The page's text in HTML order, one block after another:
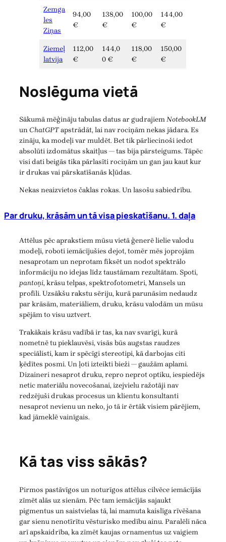
Zemga
les
Ziņas
94,00
€
138,00
€
100,00
€
144,00
€
Ziemeļ
latvija
112,00
€
144,0
0 €
118,00
€
150,00
€
Noslēguma vietā
Sākumā mēģināju tabulas datus ar gudrajiemNotebookLM
un ChatGPTapstrādāt, lai nav rociņām nekas jādara. Es
zināju, ka modeļi var muldēt. Bet tik pārliecinoši iedot
absolūti izdomātus skaitļus — tas bija pārsteigums. Tāpēc
visi dati beigās tika pārlasīti rociņām un gan jau kaut kur
ir drukas vai pārskatīšanās kļūdas.
Nekas neaizvietos čaklas rokas. Un lasošu sabiedrību.
Par druku, krāsām un tā visa pieskatīšanu. 1. daļa
Attēlus pēc aprakstiem mūsu vietā ģenerē lielie valodu
modeļi, roboti iemācījušies dejot, tomēr mēs joprojām
nesaprotam un neprotam fiksēt un nodot spektrālo
informāciju no idejas līdz taustāmam rezultātam. Spoti,
pantoņi, krāsu telpas, spektrofotometri, Mansels un
profili. Uzsākšu rakstu sēriju, kurā parunāsim nedaudz
par krāsām, materiāliem, druku, krāsu valodām un mūsu
spējām to visu uztvert.
Trakākais krāsu vadībā ir tas, ka nav svarīgi, kurā
nometnē tu pieklauvēsi, visās būs augstas raudzes
speciālisti, kam ir spēcīgi stereotipi, kā darbojas citi
ķēdītes posmi. Un ļoti izteikti bieži — gaužām aplami.
Dizaineri nesaprot druku, repro neprot optiku, iespiedējs
netic materiālu novecošanai, izejvielu ražotāji nav
redzējuši drukas procesus un klientu konsultanti
nesaprot nevienu un neko, jo tā ir ērtāk visiem pārējiem,
kad jāmeklē vainīgais.
Kā tas viss sākās?
Pirmos pastāvīgos un noturīgos attēlus cilvēce iemācījās
zīmēt alās uz sienām. Pēc tam iemācījās sajaukt
pigmentus un saistvielas tā, lai mamuta kaislīga rīvēšana
gar sienu nenotīrītu vēsturisko medību ainu. Paralēli nāca
arī apskaidrība, ka zīmēt kaujas ornamentus uz vaigiem